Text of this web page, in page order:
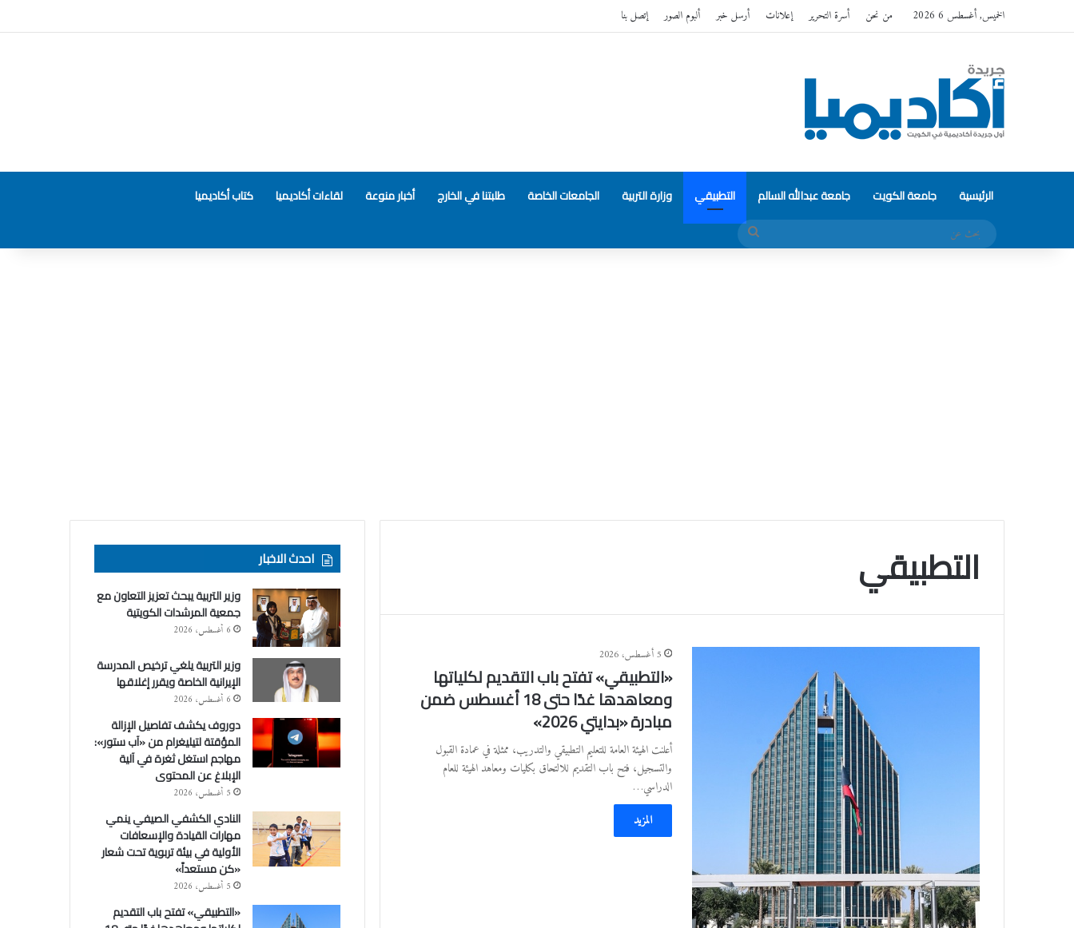
الخميس, أغسطس 6 2026 من نحن أسرة التحرير إعلانات أرسل خبر ألبوم الصور إتصل بنا
الرئيسية جامعة الكويت جامعة عبدالله السالم التطبيقي وزارة التربية الجامعات الخاصة طلبتنا في الخارج أخبار منوعة لقاءات أكاديميا كتاب أكاديميا
بحث
التطبيقي
5 أغسطس، 2026
«التطبيقي» تفتح باب التقديم لكلياتها
ومعاهدها غدًا حتى 18 أغسطس ضمن
مبادرة «بدايتي 2026»
أعلنت الهيئة العامة للتعليم التطبيقي والتدريب، ممثلة في عمادة القبول
والتسجيل، فتح باب التقديم للالتحاق بكليات ومعاهد الهيئة للعام
الدراسي…
المزيد
احدث الاخبار
وزير التربية يبحث تعزيز التعاون مع
جمعية المرشدات الكويتية
6 أغسطس، 2026
وزير التربية يلغي ترخيص المدرسة
الإيرانية الخاصة ويقرر إغلاقها
6 أغسطس، 2026
دوروف يكشف تفاصيل الإزالة
المؤقتة لتيليغرام من «آب ستور»:
مهاجم استغل ثغرة في آلية
الإبلاغ عن المحتوى
5 أغسطس، 2026
النادي الكشفي الصيفي ينمي
مهارات القيادة والإسعافات
الأولية في بيئة تربوية تحت شعار
«كن مستعداً»
5 أغسطس، 2026
«التطبيقي» تفتح باب التقديم